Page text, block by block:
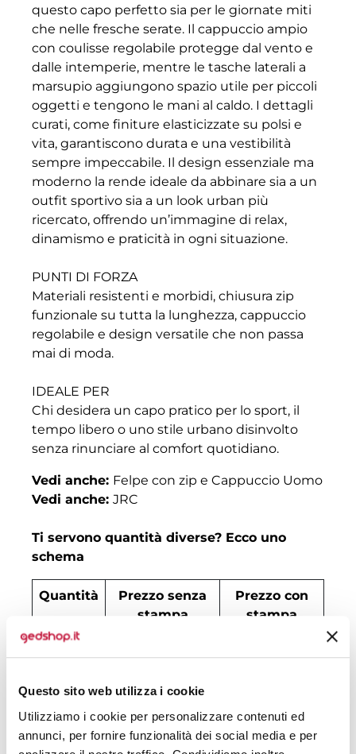
Questo sito web utilizza i cookie
Utilizziamo i cookie per personalizzare contenuti ed
annunci, per fornire funzionalità dei social media e per
questo capo perfetto sia per le giornate miti
che nelle fresche serate. Il cappuccio ampio
con coulisse regolabile protegge dal vento e
dalle intemperie, mentre le tasche laterali a
marsupio aggiungono spazio utile per piccoli
oggetti e tengono le mani al caldo. I dettagli
curati, come finiture elasticizzate su polsi e
vita, garantiscono durata e una vestibilità
sempre impeccabile. Il design essenziale ma
moderno la rende ideale da abbinare sia a un
outfit sportivo sia a un look urban più
ricercato, offrendo un’immagine di relax,
dinamismo e praticità in ogni situazione.
PUNTI DI FORZA
Materiali resistenti e morbidi, chiusura zip
funzionale su tutta la lunghezza, cappuccio
regolabile e design versatile che non passa
mai di moda.
IDEALE PER
Chi desidera un capo pratico per lo sport, il
tempo libero o uno stile urbano disinvolto
senza rinunciare al comfort quotidiano.
Vedi anche: Felpe con zip e Cappuccio Uomo
Vedi anche: JRC
Ti servono quantità diverse? Ecco uno
schema
Quantità
Prezzo senza
stampa
Prezzo con
stampa
30
100 € 16,98 € 19,23
200